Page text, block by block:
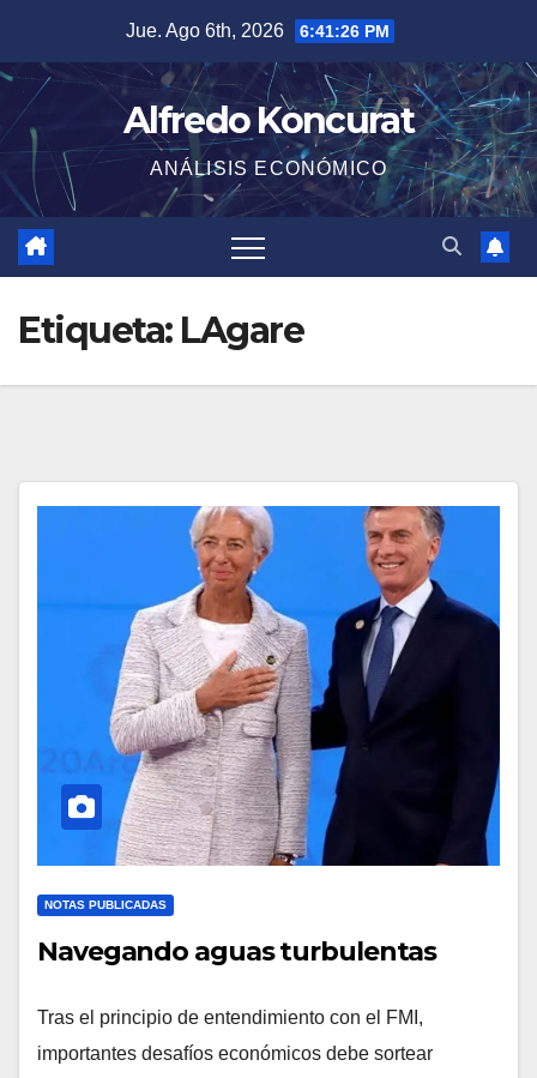
contenido
Jue. Ago 6th, 2026 6:41:26 PM
Alfredo Koncurat
ANÁLISIS ECONÓMICO
Etiqueta: LAgare
NOTAS PUBLICADAS
Navegando aguas turbulentas
Tras el principio de entendimiento con el FMI,
importantes desafíos económicos debe sortear